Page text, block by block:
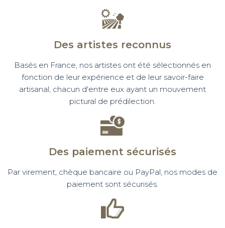
Des artistes reconnus
Basés en France, nos artistes ont été sélectionnés en
fonction de leur expérience et de leur savoir-faire
artisanal, chacun d'entre eux ayant un mouvement
pictural de prédilection.
Des paiement sécurisés
Par virement, chèque bancaire ou PayPal, nos modes de
paiement sont sécurisés.